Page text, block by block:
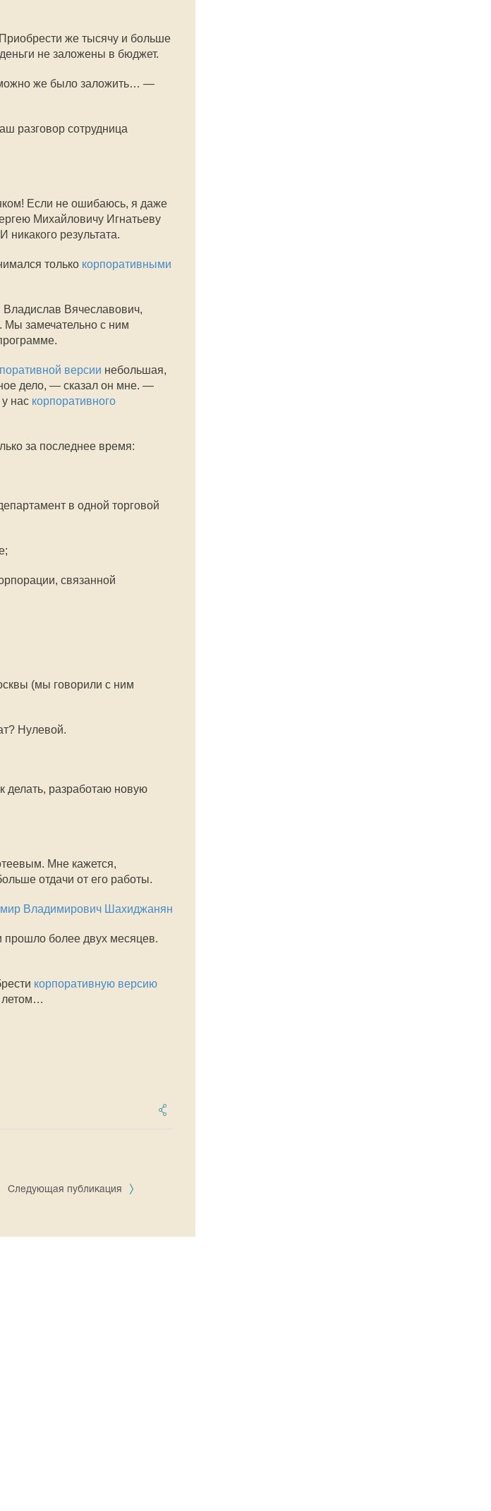
же тысячу и больше
не заложены в бюджет.
же было заложить… —
разговор сотрудница
Если не ошибаюсь, я даже
Михайловичу Игнатьеву
результата.
только корпоративными
Вячеславович,
Мы замечательно с ним
версии небольшая,
дело, — сказал он мне. —
нас корпоративного
за последнее время:
в одной торговой
связанной
(мы говорили с ним
Нулевой.
разработаю новую
Мне кажется,
отдачи от его работы.
Владимирович Шахиджанян
прошло более двух месяцев.
корпоративную версию
летом…
Следующая публикация